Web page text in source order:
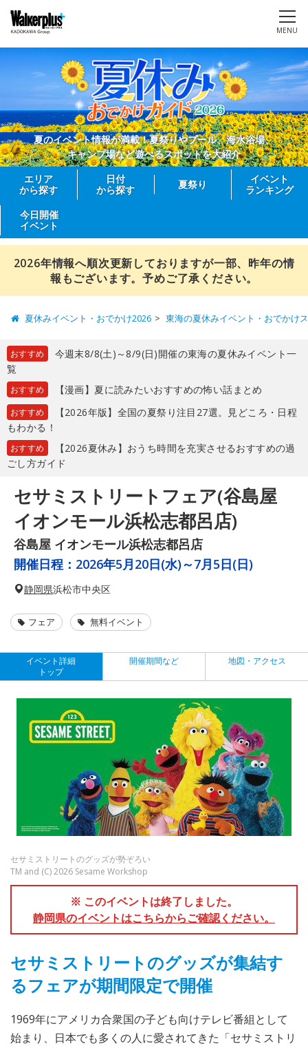
MENU
夏のイベント情報が満載！夏祭りやプール、海水浴場、
キャンプ場など遊べるスポットを大紹介
エリア
から探す
日付
から探す
夏祭り
イベント
ランキング
今日開催
イベント
2026年情報へ順次更新しておりますが一部、昨年の情
報もございます。予めご了承ください。
夏休みイベント・おでかけ2026 東海の夏休みイベント・おでかけ
おすすめ
今週末8/8(土)～8/9(日)開催の東海の夏休みイベント一
覧
おすすめ 【漫画】夏に読みたいおすすめの怖い話まとめ
おすすめ
【2026年版】全国の夏祭り注目27選。見どころ・日程
もわかる！
おすすめ
【2026夏休み】おうち時間を充実させるおすすめの過
ごし方ガイド
セサミストリートフェア(谷島屋
イオンモール浜松志都呂店)
谷島屋 イオンモール浜松志都呂店
開催日程： 2026年5月20日(水)～7月5日(日)
静岡県浜松市中央区
フェア 無料イベント
イベント詳細
トップ
開催期間など 地図・アクセス
セサミストリートのグッズが勢ぞろい
TM and (C) 2026 Sesame Workshop
※ このイベントは終了しました。
静岡県のイベントはこちらからご確認ください。
セサミストリートのグッズが集結す
るフェアが期間限定で開催
1969年にアメリカ合衆国の子ども向けテレビ番組として
始まり、日本でも多くの人に愛されてきた「セサミストリ